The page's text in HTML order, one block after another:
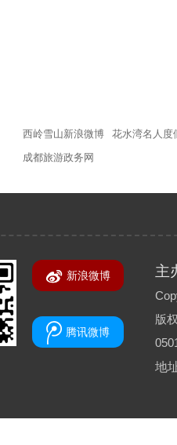
西岭雪山新浪微博
花水湾名人度
成都旅游政务网
新浪微博
腾讯微博
主
版
地